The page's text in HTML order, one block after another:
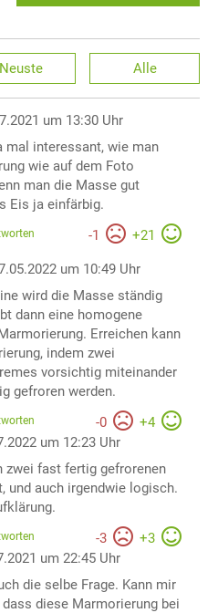
Neuste Alle
um 13:30 Uhr
mal interessant, wie man
wie auf dem Foto
man die Masse gut
Eis ja einfärbig.
-1 +21
um 10:49 Uhr
wird die Masse ständig
dann eine homogene
Erreichen kann
indem zwei
vorsichtig miteinander
gefroren werden.
-0 +4
um 12:23 Uhr
zwei fast fertig gefrorenen
und auch irgendwie logisch.
-3 +3
um 22:45 Uhr
die selbe Frage. Kann mir
diese Marmorierung bei